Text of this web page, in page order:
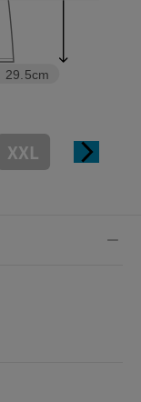
29.5cm
XXL